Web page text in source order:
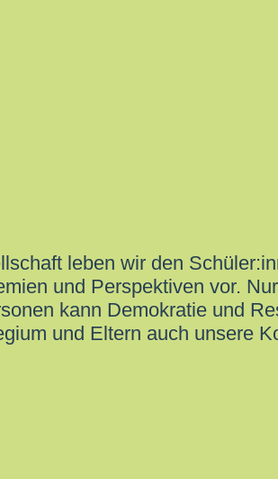
leben wir den
und Perspektiven vor.
kann Demokratie und
und Eltern auch unsere